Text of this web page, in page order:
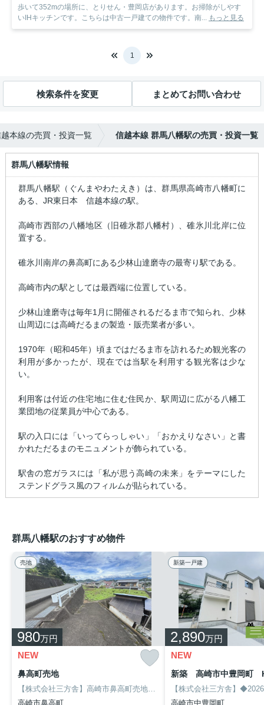
歩いて352mの場所に、とりせん・豊岡店があります。お掃除がしやす
いIHキッチンです。こちらは中古一戸建ての物件です。南... もっと見る
1
検索条件を変更 まとめてお問い合わせ
本線の売買・投資一覧 信越本線 群馬八幡駅の売買・投資一覧
群馬八幡駅情報
群馬八幡駅（ぐんまやわたえき）は、群馬県高崎市八幡町に
ある、JR東日本 信越本線の駅。
高崎市西部の八幡地区（旧碓氷郡八幡村）、碓氷川北岸に位
置する。
碓氷川南岸の鼻高町にある少林山達磨寺の最寄り駅である。
高崎市内の駅としては最西端に位置している。
少林山達磨寺は毎年1月に開催されるだるま市で知られ、少林
山周辺には高崎だるまの製造・販売業者が多い。
1970年（昭和45年）頃まではだるま市を訪れるため観光客の
利用が多かったが、現在では当駅を利用する観光客は少な
い。
利用客は付近の住宅地に住む住民か、駅周辺に広がる八幡工
業団地の従業員が中心である。
駅の入口には「いってらっしゃい」「おかえりなさい」と書
かれただるまのモニュメントが飾られている。
駅舎の窓ガラスには「私が思う高崎の未来」をテーマにした
ステンドグラス風のフィルムが貼られている。
群馬八幡駅のおすすめ物件
売地
980万円
NEW
鼻高町売地
【株式会社三方舎】高崎市鼻高町売地！ 資材置場等に適してます！
高崎市鼻高町
新築一戸建
2,890万円
NEW
高崎市中豊岡町